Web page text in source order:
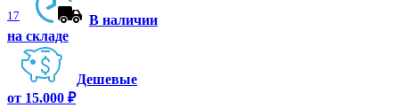
17
В наличии
на складе
Дешевые
от 15.000 ₽